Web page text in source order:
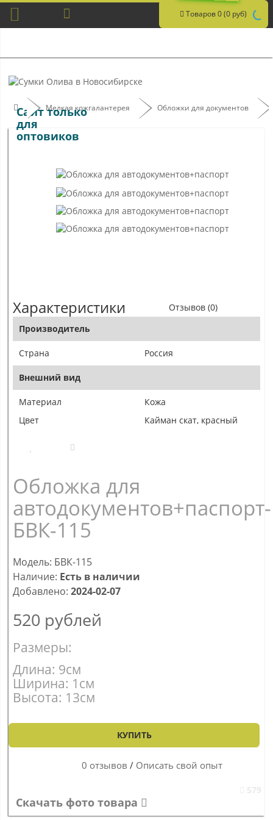
Товаров 0 (0 руб)
Сайт только
для
оптовиков
Мелкая кожгалантерея Обложки для документов
Характеристики
Отзывов (0)
Производитель
Страна Россия
Внешний вид
Материал
Кожа
Цвет
Кайман скат, красный
Обложка для
автодокументов+паспорт-
БВК-115
Модель: БВК-115
Наличие: Есть в наличии
Добавлено: 2024-02-07
520 рублей
Размеры:
Длина: 9см
Ширина: 1см
Высота: 13см
КУПИТЬ
0 отзывов / Описать свой опыт
Скачать фото товара